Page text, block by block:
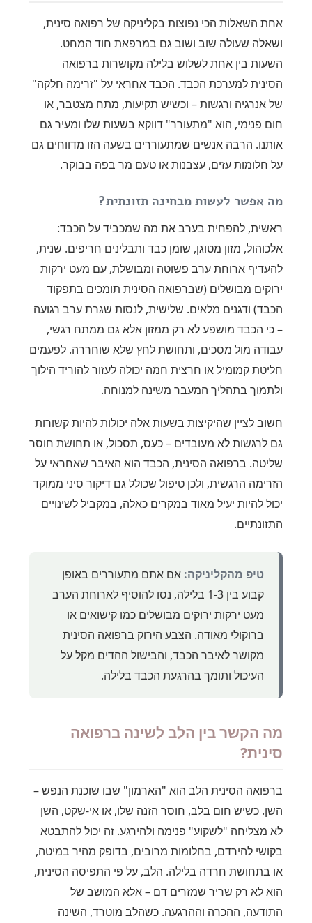
אחת השאלות הכי נפוצות בקליניקה של רפואה סינית,
ושאלה שעולה שוב ושוב גם במרפאת חוד המחט.
השעות בין אחת לשלוש בלילה מקושרות ברפואה
הסינית למערכת הכבד. הכבד אחראי על "זרימה חלקה"
של אנרגיה ורגשות – וכשיש תקיעות, מתח מצטבר, או
חום פנימי, הוא "מתעורר" דווקא בשעות שלו ומעיר גם
אותנו. הרבה אנשים שמתעוררים בשעה הזו מדווחים גם
על חלומות עזים, עצבנות או טעם מר בפה בבוקר.
מה אפשר לעשות מבחינה תזונתית?
ראשית, להפחית בערב את מה שמכביד על הכבד:
אלכוהול, מזון מטוגן, שומן כבד ותבלינים חריפים. שנית,
להעדיף ארוחת ערב פשוטה ומבושלת, עם מעט ירקות
ירוקים מבושלים (שברפואה הסינית תומכים בתפקוד
הכבד) ודגנים מלאים. שלישית, לנסות שגרת ערב רגועה
– כי הכבד מושפע לא רק ממזון אלא גם ממתח רגשי,
עבודה מול מסכים, ותחושת לחץ שלא שוחררה. לפעמים
חליטת קמומיל או חרצית חמה יכולה לעזור להוריד הילוך
ולתמוך בתהליך המעבר משינה למנוחה.
חשוב לציין שהיקיצות בשעות אלה יכולות להיות קשורות
גם לרגשות לא מעובדים – כעס, תסכול, או תחושת חוסר
שליטה. ברפואה הסינית, הכבד הוא האיבר שאחראי על
הזרימה הרגשית, ולכן טיפול שכולל גם דיקור סיני ממוקד
יכול להיות יעיל מאוד במקרים כאלה, במקביל לשינויים
התזונתיים.
טיפ מהקליניקה: אם אתם מתעוררים באופן
קבוע בין 1-3 בלילה, נסו להוסיף לארוחת הערב
מעט ירקות ירוקים מבושלים כמו קישואים או
ברוקולי מאודה. הצבע הירוק ברפואה הסינית
מקושר לאיבר הכבד, והבישול ההדים מקל על
העיכול ותומך בהרגעת הכבד בלילה.
מה הקשר בין הלב לשינה ברפואה
סינית?
ברפואה הסינית הלב הוא "הארמון" שבו שוכנת הנפש –
השן. כשיש חום בלב, חוסר הזנה שלו, או אי-שקט, השן
לא מצליחה "לשקוע" פנימה ולהירגע. זה יכול להתבטא
בקושי להירדם, בחלומות מרובים, בדופק מהיר במיטה,
או בתחושת חרדה בלילה. הלב, על פי התפיסה הסינית,
הוא לא רק שריר שמזרים דם – אלא המושב של
התודעה, ההכרה וההרגעה. כשהלב מוטרד, השינה